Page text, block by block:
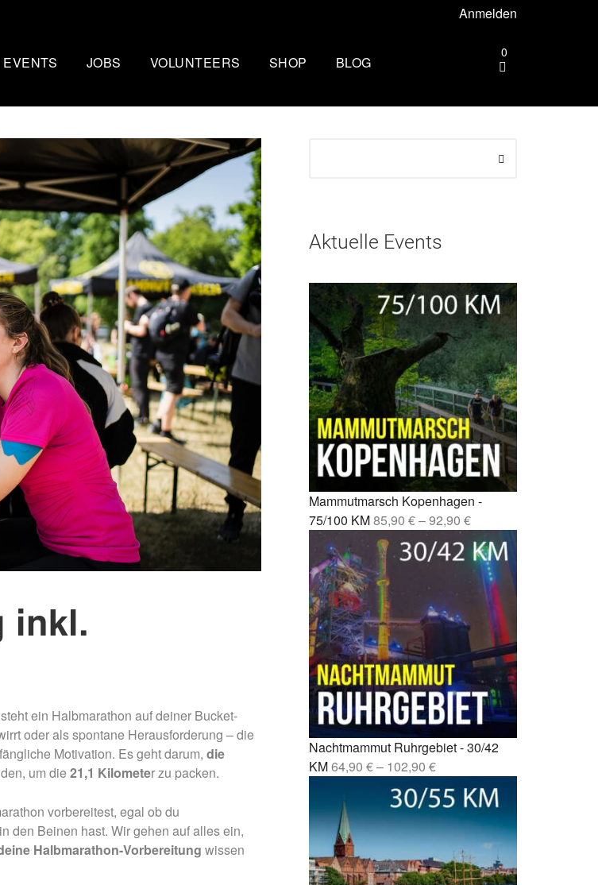
Anmelden
0
EVENTS
KM
30/42 KM
Bremen –
Mammutmarsch Stuttgart –
30/42/60 KM
Hannover –
KM
Mammutmarsch Aarhus –
30/50 KM
Dortmund –
KM
Mammutmarsch Wiesbaden –
30/42/55KM
München –
Mammutmarsch Berlin –
30/42/55 KM
Málaga –
Mammutmarsch Barcelona –
30/50 KM
Valencia –
Mammutmarsch Madrid –
30/50/100 KM
Leipzig –
KM
Mammutmarsch München /
Starnberger See – 42/55 KM
Mannheim –
KM
Mammutmarsch Hamburg –
30/50 KM
Wien – 30/50
Kopenhagen
KM
Hamburg –
Mammutmarsch Essen –
75/100 KM
München –
Mammutmarsch Berlin –
75/100 KM
JOBS VOLUNTEERS SHOP BLOG
Wim Hof Kältetraining: So frierst
du sicher
Fernwanderweg Deutschland: 7
Routen, Tipps und ehrliche
Empfehlungen
Vom Party-Leben zu 3.000
Mammutmarsch-Kilometern
Kompressionssocken beim
Wandern: Was sie wirklich
Wie wirkt sich Stress auf den
Körper aus? Was wirklich
passiert
Mönchengladbach wandern: 5
Touren zwischen Niers, Wald
und Schlössern
Mammutmarsch alleine: Monas
Geschichte vom Alleinstarten
und trotzdem dazugehören
inkl.
ein Halbmarathon auf deiner Bucket-
oder als spontane Herausforderung – die
Motivation. Es geht darum, die
um die 21,1 Kilometer zu packen.
vorbereitest, egal ob du
den Beinen hast. Wir gehen auf alles ein,
Halbmarathon-Vorbereitung wissen
Aktuelle Events
Mammutmarsch Kopenhagen -
75/100 KM85,90 €–92,90 €
Nachtmammut Ruhrgebiet - 30/42
KM64,90 €– 102,90 €